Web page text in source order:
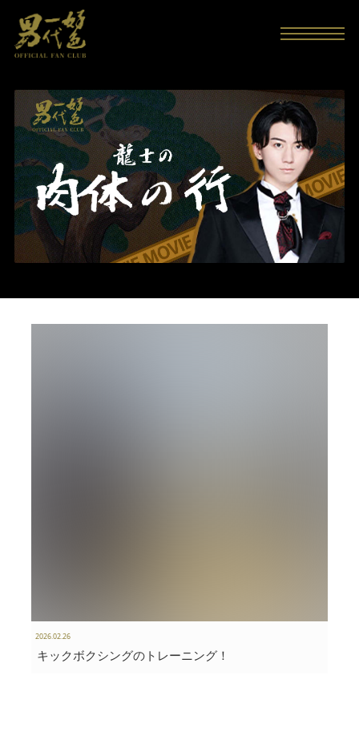
2026.02.26
キックボクシングのトレーニング！